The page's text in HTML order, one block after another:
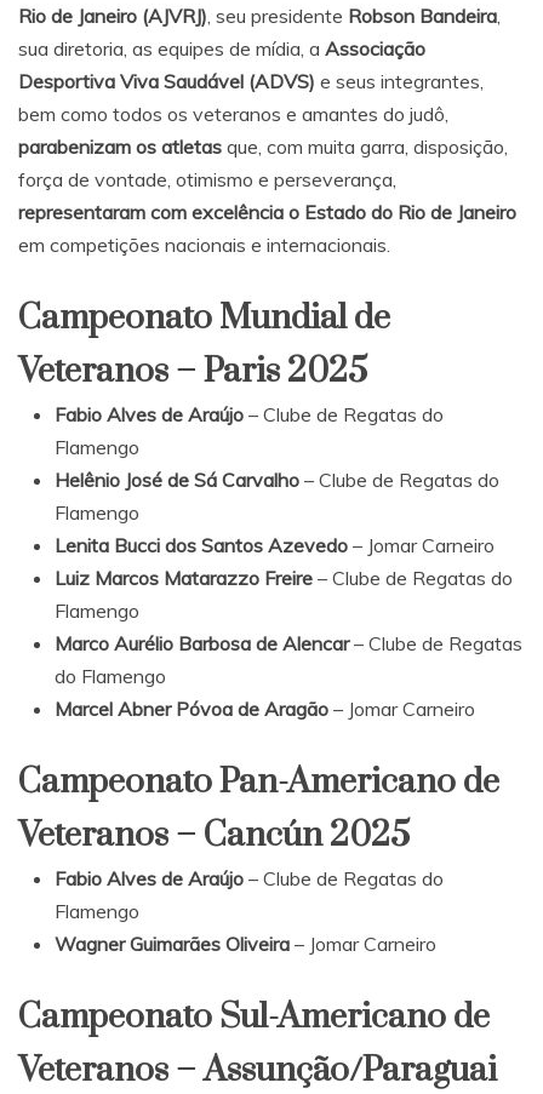
Rio de Janeiro (AJVRJ), seu presidente Robson Bandeira,
sua diretoria, as equipes de mídia, a Associação
Desportiva Viva Saudável (ADVS) e seus integrantes,
bem como todos os veteranos e amantes do judô,
parabenizam os atletas que, com muita garra, disposição,
força de vontade, otimismo e perseverança,
representaram com excelência o Estado do Rio de Janeiro
em competições nacionais e internacionais.
Campeonato Mundial de
Veteranos – Paris 2025
Fabio Alves de Araújo – Clube de Regatas do
Flamengo
Helênio José de Sá Carvalho – Clube de Regatas do
Flamengo
Lenita Bucci dos Santos Azevedo – Jomar Carneiro
Luiz Marcos Matarazzo Freire – Clube de Regatas do
Flamengo
Marco Aurélio Barbosa de Alencar– Clube de Regatas
do Flamengo
Marcel Abner Póvoa de Aragão – Jomar Carneiro
Campeonato Pan-Americano de
Veteranos – Cancún 2025
Fabio Alves de Araújo – Clube de Regatas do
Flamengo
Wagner Guimarães Oliveira – Jomar Carneiro
Campeonato Sul-Americano de
Veteranos – Assunção/Paraguai